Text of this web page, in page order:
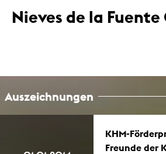
Nieves de la
Auszeichnungen
KHM-
Freunde der